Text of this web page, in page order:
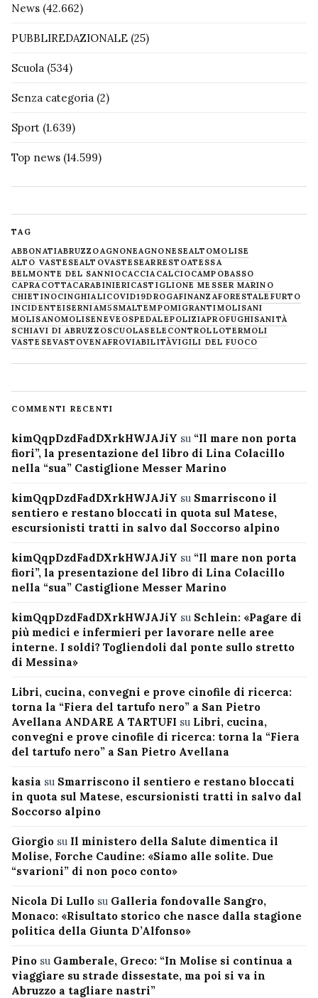
News (42.662)
PUBBLIREDAZIONALE (25)
Scuola (534)
Senza categoria (2)
Sport (1.639)
Top news (14.599)
TAG
ABBONATIABRUZZOAGNONEAGNONESEALTOMOLISE
ALTO VASTESEALTOVASTESEARRESTOATESSA
BELMONTE DEL SANNIOCACCIACALCIOCAMPOBASSO
CAPRACOTTACARABINIERICASTIGLIONE MESSER MARINO
CHIETINOCINGHIALICOVID19DROGAFINANZAFORESTALE FURTO
INCIDENTEISERNIAM5SMALTEMPOMIGRANTIMOLISANI
MOLISANOMOLISENEVE OSPEDALEPOLIZIAPROFUGHISANITÀ
SCHIAVI DI ABRUZZOSCUOLASELECONTROLLOTERMOLI
VASTESEVASTOVENAFROVIABILITÀVIGILI DEL FUOCO
COMMENTI RECENTI
kimQqpDzdFadDXrkHWJAJiY su “Il mare non porta
fiori”, la presentazione del libro di Lina Colacillo
nella “sua” Castiglione Messer Marino
kimQqpDzdFadDXrkHWJAJiY su Smarriscono il
sentiero e restano bloccati in quota sul Matese,
escursionisti tratti in salvo dal Soccorso alpino
kimQqpDzdFadDXrkHWJAJiY su “Il mare non porta
fiori”, la presentazione del libro di Lina Colacillo
nella “sua” Castiglione Messer Marino
kimQqpDzdFadDXrkHWJAJiY su Schlein: «Pagare di
più medici e infermieri per lavorare nelle aree
interne. I soldi? Togliendoli dal ponte sullo stretto
di Messina»
Libri, cucina, convegni e prove cinofile di ricerca:
torna la “Fiera del tartufo nero” a San Pietro
Avellana ANDARE A TARTUFI su Libri, cucina,
convegni e prove cinofile di ricerca: torna la “Fiera
del tartufo nero” a San Pietro Avellana
kasia su Smarriscono il sentiero e restano bloccati
in quota sul Matese, escursionisti tratti in salvo dal
Soccorso alpino
Giorgio su Il ministero della Salute dimentica il
Molise, Forche Caudine: «Siamo alle solite. Due
“svarioni” di non poco conto»
Nicola Di Lullo su Galleria fondovalle Sangro,
Monaco: «Risultato storico che nasce dalla stagione
politica della Giunta D’Alfonso»
Pino su Gamberale, Greco: “In Molise si continua a
viaggiare su strade dissestate, ma poi si va in
Abruzzo a tagliare nastri”